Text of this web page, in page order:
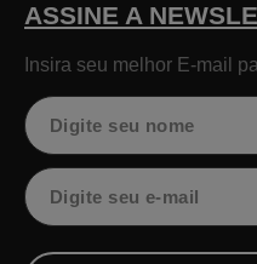
ASSINE A
Insira seu melhor E-mail
Nome
Email